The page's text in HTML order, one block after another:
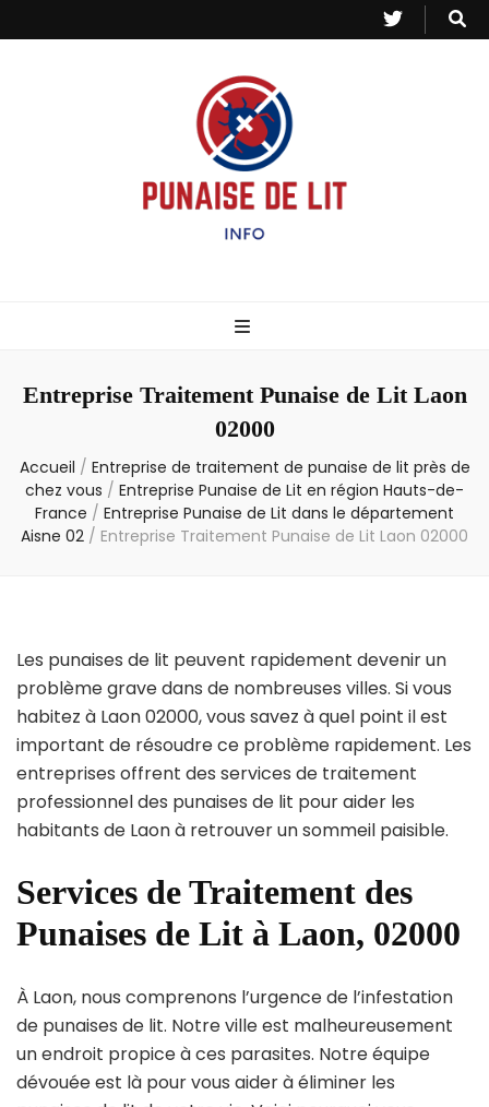
– Info
Entreprise Traitement Punaise de Lit Laon
02000
Accueil / Entreprise de traitement de punaise de lit près de
chez vous / Entreprise Punaise de Lit en région Hauts-de-
France / Entreprise Punaise de Lit dans le département
Aisne 02 / Entreprise Traitement Punaise de Lit Laon 02000
Les punaises de lit peuvent rapidement devenir un
problème grave dans de nombreuses villes. Si vous
habitez à Laon 02000, vous savez à quel point il est
important de résoudre ce problème rapidement. Les
entreprises offrent des services de traitement
professionnel des punaises de lit pour aider les
habitants de Laon à retrouver un sommeil paisible.
Services de Traitement des
Punaises de Lit à Laon, 02000
À Laon, nous comprenons l’urgence de l’infestation
de punaises de lit. Notre ville est malheureusement
un endroit propice à ces parasites. Notre équipe
dévouée est là pour vous aider à éliminer les